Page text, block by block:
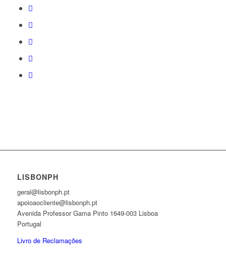
LISBONPH
geral@lisbonph.pt
apoioaocliente@lisbonph.pt
Avenida Professor Gama Pinto 1649-003 Lisboa
Portugal
Livro de Reclamações